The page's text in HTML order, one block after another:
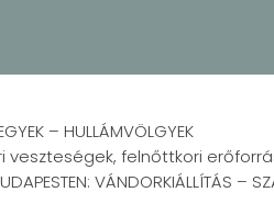
– HULLÁMVÖLGYEK
veszteségek, felnőttkori
VÁNDORKIÁLLÍTÁS –